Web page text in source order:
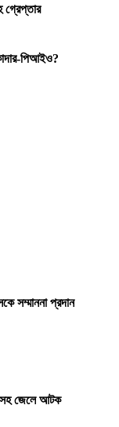
গ্রেপ্তার
পিআইও?
সম্মাননা প্রদান
জেলে আটক